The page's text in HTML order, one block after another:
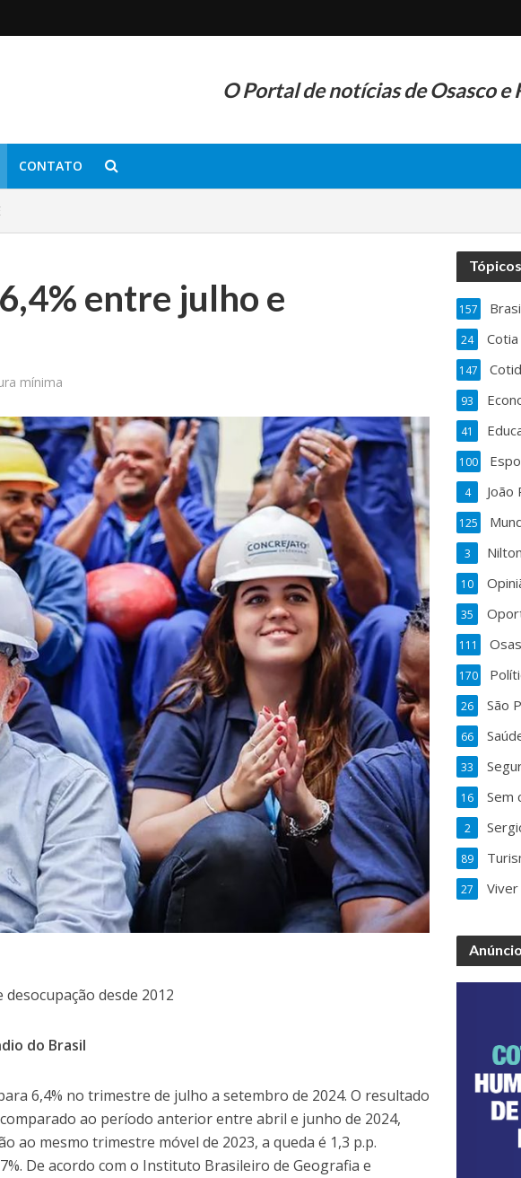
O Portal de notícias de Osasco e
CONTATO
entre julho e
mínima
desde 2012
do Brasil
6,4% no trimestre de julho a setembro de 2024. O resultado
ao período anterior entre abril e junho de 2024,
ao mesmo trimestre móvel de 2023, a queda é 1,3 p.p.
De acordo com o Instituto Brasileiro de Geografia e
Tópicos
157
Cotia
24
147
93
41
100
João
4
125
3
10
35
111
170
São
26
66
33
Sem
16
2
89
27